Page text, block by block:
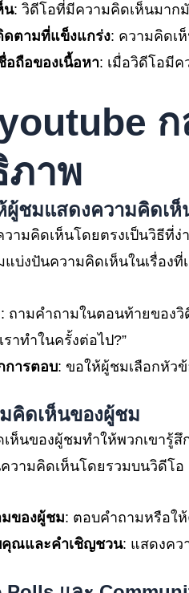
น: วิดีโอที่มีความคิดเห็นมาก
ตามที่แข็งแกร่ง: ความคิดเ
อถือของเนื้อหา: เมื่อวิดีโอมี
ภาพ
ผู้ชมแสดงความคิดเ
ามคิดเห็นโดยตรงเป็นวิธีที่
บ่งปันความคิดเห็นในเรื่องที่
: ถามคำถามในตอนท้ายของวิ
าทำในครั้งต่อไป?”
การตอบ: ขอให้ผู้ชมเลือกหัว
คิดเห็นของผู้ชม
ห็นของผู้ชมทำให้พวกเขารู้สึ
วามคิดเห็นโดยรวมบนวิดีโอ
ของผู้ชม: ตอบคำถามหรือใ
คุณและคำเชิญชวน: แสดงคว